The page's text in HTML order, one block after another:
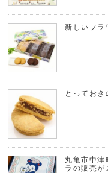
新しいフラ
とっておき
丸亀市中津
ラの販売が